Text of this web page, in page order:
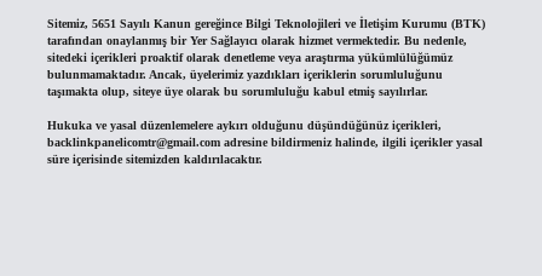
Sitemiz, 5651 Sayılı Kanun gereğince Bilgi Teknolojileri ve İletişim Kurumu (BTK)
tarafından onaylanmış bir Yer Sağlayıcı olarak hizmet vermektedir. Bu nedenle,
sitedeki içerikleri proaktif olarak denetleme veya araştırma yükümlülüğümüz
bulunmamaktadır. Ancak, üyelerimiz yazdıkları içeriklerin sorumluluğunu
taşımakta olup, siteye üye olarak bu sorumluluğu kabul etmiş sayılırlar.
Hukuka ve yasal düzenlemelere aykırı olduğunu düşündüğünüz içerikleri,
backlinkpanelicomtr@gmail.comadresine bildirmeniz halinde, ilgili içerikler yasal
süre içerisinde sitemizden kaldırılacaktır.